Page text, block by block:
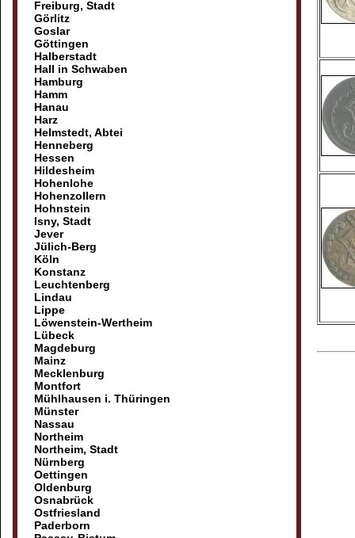
Freiburg, Stadt
Görlitz
Goslar
Göttingen
Halberstadt
Hall in Schwaben
Hamburg
Hamm
Hanau
Harz
Helmstedt, Abtei
Henneberg
Hessen
Hildesheim
Hohenlohe
Hohenzollern
Hohnstein
Isny, Stadt
Jever
Jülich-Berg
Köln
Konstanz
Leuchtenberg
Lindau
Lippe
Löwenstein-Wertheim
Lübeck
Magdeburg
Mainz
Mecklenburg
Montfort
Mühlhausen i. Thüringen
Münster
Nassau
Northeim
Northeim, Stadt
Nürnberg
Oettingen
Oldenburg
Osnabrück
Ostfriesland
Paderborn